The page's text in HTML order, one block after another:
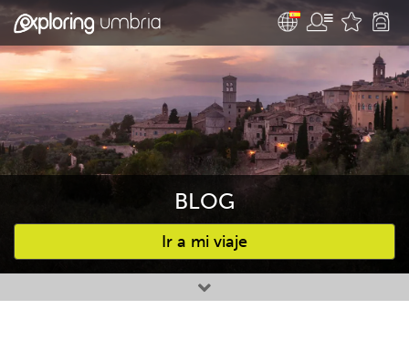
BLOG
Ir a mi viaje
Favourites